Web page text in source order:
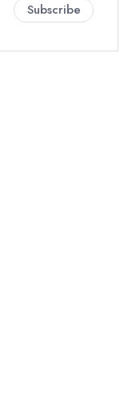
Subscribe